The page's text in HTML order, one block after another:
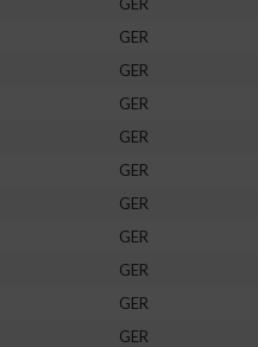
GER
GER
GER
GER
GER
GER
GER
GER
GER
GER
von Daten aus